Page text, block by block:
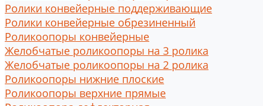
Ролики конвейерные поддерживающие
Ролики конвейерные обрезиненный
Роликоопоры конвейерные
Желобчатые роликоопоры на 3 ролика
Желобчатые роликоопоры на 2 ролика
Роликоопоры нижние плоские
Роликоопоры верхние прямые